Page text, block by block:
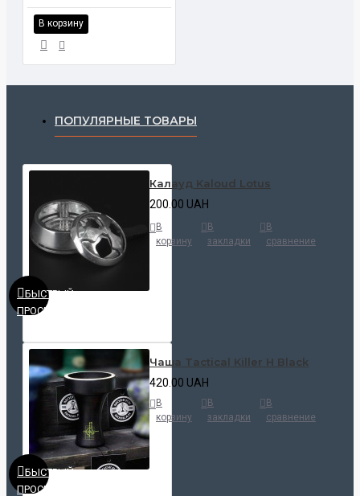
В корзину
ПОПУЛЯРНЫЕ ТОВАРЫ
БЫСТРЫЙ
ПРОСМОТР
Калауд Kaloud Lotus
200.00 UAH
В
корзину
В
закладки
В
сравнение
БЫСТРЫЙ
ПРОСМОТР
Чаша Tactical Killer H Black
420.00 UAH
В
корзину
В
закладки
В
сравнение